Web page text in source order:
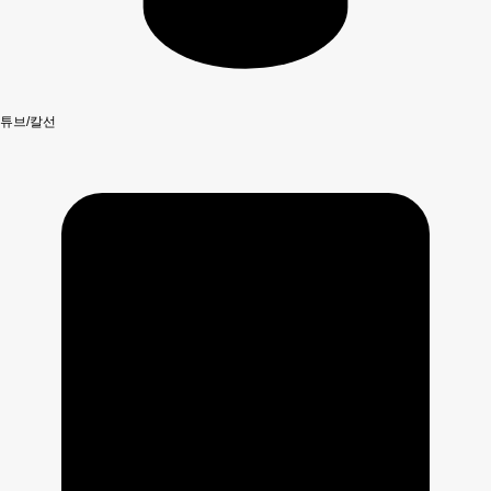
튜브/칼선